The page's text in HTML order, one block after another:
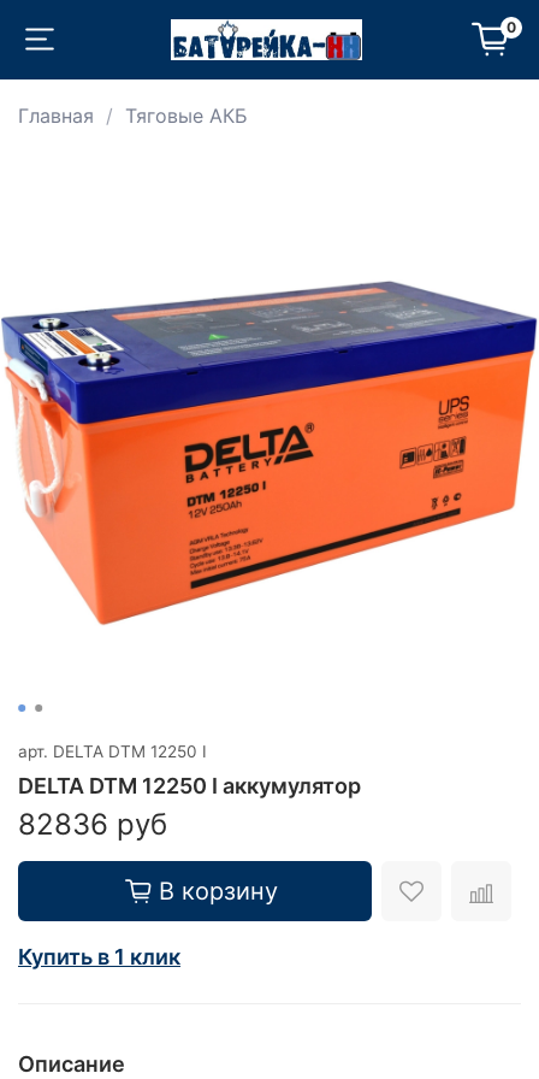
0
Главная Тяговые АКБ
арт. DELTA DTM 12250 I
DELTA DTM 12250 I аккумулятор
82836 руб
В корзину
Купить в 1 клик
Описание